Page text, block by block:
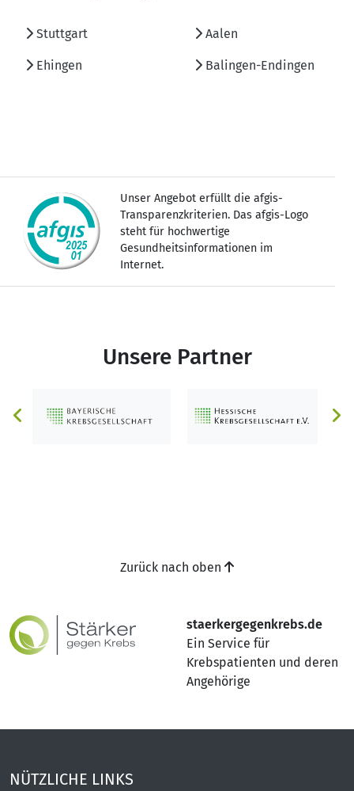
Stuttgart Aalen
Ehingen Balingen-Endingen
Unser Angebot erfüllt die afgis-
Transparenzkriterien. Das afgis-Logo
steht für hochwertige
Gesundheitsinformationen im
Internet.
Unsere Partner
staerkergegenkrebs.de
Ein Service für
Krebspatienten und deren
Angehörige
Zurück nach oben
NÜTZLICHE LINKS